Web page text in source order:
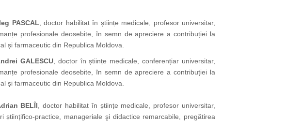
PASCAL , doctor habilitat în științe medicale, profesor universitar,
profesionale deosebite, în semn de apreciere a contribuției la
și farmaceutic din Republica Moldova.
GALESCU, doctor în științe medicale, conferențiar universitar,
profesionale deosebite, în semn de apreciere a contribuției la
și farmaceutic din Republica Moldova.
BELÎI , doctor habilitat în științe medicale, profesor universitar,
științifico-practice, manageriale şi didactice remarcabile, pregătirea